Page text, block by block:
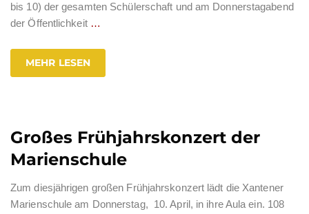
bis 10) der gesamten Schülerschaft und am Donnerstagabend
der Öffentlichkeit …
MEHR LESEN
Großes Frühjahrskonzert der
Marienschule
Zum diesjährigen großen Frühjahrskonzert lädt die Xantener
Marienschule am Donnerstag, 10. April, in ihre Aula ein. 108